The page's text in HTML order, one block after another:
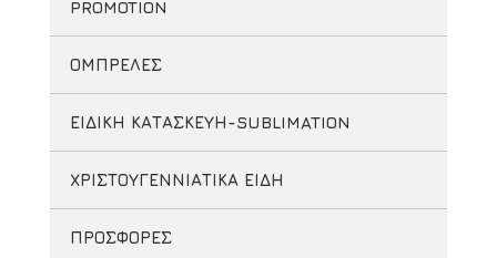
PROMOTION
ΟΜΠΡΕΛΕΣ
ΕΙΔΙΚΗ ΚΑΤΑΣΚΕΥΗ-SUBLIMATION
ΧΡΙΣΤΟΥΓΕΝΝΙΑΤΙΚΑ ΕΙΔΗ
ΠΡΟΣΦΟΡΕΣ